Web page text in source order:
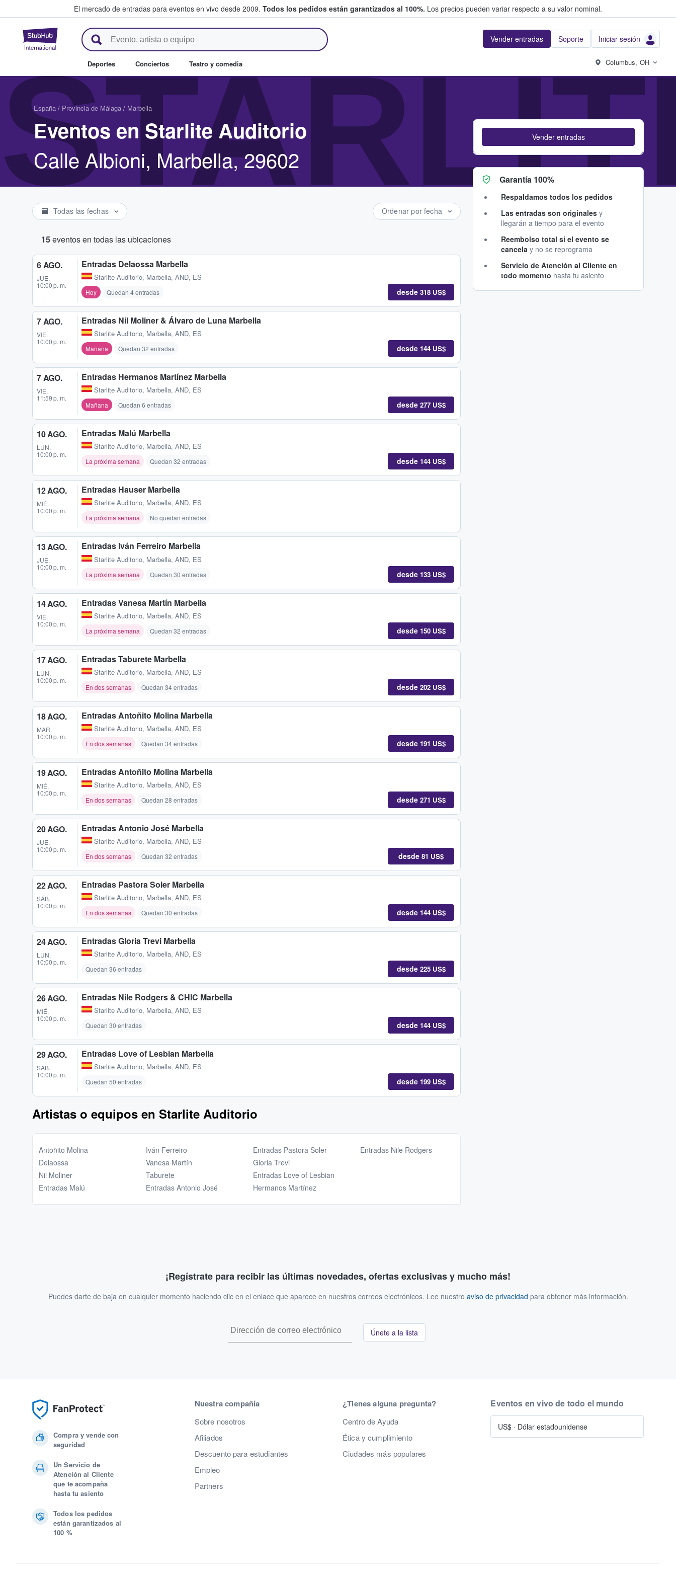
El mercado de entradas para eventos en vivo desde 2009. Todos los pedidos están garantizados al 100%. Los precios pueden variar respecto a su valor nominal.
StubHub: compra y venta de entradas entre fans Vender entradas Soporte Iniciar sesión
Deportes Conciertos Teatro y comedia Columbus, OH
España / Provincia de Málaga / Marbella
Eventos en Starlite Auditorio
Calle Albioni, Marbella, 29602
Todas las fechas Ordenar por fecha
15eventos en todas las ubicaciones
6 AGO.
JUE.
10:00 p. m.
Entradas Delaossa Marbella
Starlite Auditorio, Marbella, AND, ES
Hoy Quedan 4 entradas desde 318 US$
7 AGO.
VIE.
10:00 p. m.
Entradas Nil Moliner & Álvaro de Luna Marbella
Starlite Auditorio, Marbella, AND, ES
Mañana Quedan 32 entradas desde 144 US$
7 AGO.
VIE.
11:59 p. m.
Entradas Hermanos Martínez Marbella
Starlite Auditorio, Marbella, AND, ES
Mañana Quedan 6 entradas desde 277 US$
10 AGO.
LUN.
10:00 p. m.
Entradas Malú Marbella
Starlite Auditorio, Marbella, AND, ES
La próxima semana Quedan 32 entradas desde 144 US$
12 AGO.
MIÉ.
10:00 p. m.
Entradas Hauser Marbella
Starlite Auditorio, Marbella, AND, ES
La próxima semana No quedan entradas
13 AGO.
JUE.
10:00 p. m.
Entradas Iván Ferreiro Marbella
Starlite Auditorio, Marbella, AND, ES
La próxima semana Quedan 30 entradas desde 133 US$
14 AGO.
VIE.
10:00 p. m.
Entradas Vanesa Martín Marbella
Starlite Auditorio, Marbella, AND, ES
La próxima semana Quedan 32 entradas desde 150 US$
17 AGO.
LUN.
10:00 p. m.
Entradas Taburete Marbella
Starlite Auditorio, Marbella, AND, ES
En dos semanas Quedan 34 entradas desde 202 US$
18 AGO.
MAR.
10:00 p. m.
Entradas Antoñito Molina Marbella
Starlite Auditorio, Marbella, AND, ES
En dos semanas Quedan 34 entradas desde 191 US$
19 AGO.
MIÉ.
10:00 p. m.
Entradas Antoñito Molina Marbella
Starlite Auditorio, Marbella, AND, ES
En dos semanas Quedan 28 entradas desde 271 US$
20 AGO.
JUE.
10:00 p. m.
Entradas Antonio José Marbella
Starlite Auditorio, Marbella, AND, ES
En dos semanas Quedan 32 entradas desde 81 US$
22 AGO.
SÁB.
10:00 p. m.
Entradas Pastora Soler Marbella
Starlite Auditorio, Marbella, AND, ES
En dos semanas Quedan 30 entradas desde 144 US$
24 AGO.
LUN.
10:00 p. m.
Entradas Gloria Trevi Marbella
Starlite Auditorio, Marbella, AND, ES
Quedan 36 entradas desde 225 US$
26 AGO.
MIÉ.
10:00 p. m.
Entradas Nile Rodgers & CHIC Marbella
Starlite Auditorio, Marbella, AND, ES
Quedan 30 entradas desde 144 US$
29 AGO.
SÁB.
10:00 p. m.
Entradas Love of Lesbian Marbella
Starlite Auditorio, Marbella, AND, ES
Quedan 50 entradas desde 199 US$
Artistas o equipos en Starlite Auditorio
Antoñito Molina
Delaossa
Nil Moliner
Entradas Malú
Iván Ferreiro
Vanesa Martín
Taburete
Entradas Antonio José
Entradas Pastora Soler
Gloria Trevi
Entradas Love of Lesbian
Hermanos Martínez
Entradas Nile Rodgers
Vender entradas
Garantía 100%
Respaldamos todos los pedidos
Las entradas son originales y
llegarán a tiempo para el evento
Reembolso total si el evento se
cancela y no se reprograma
Servicio de Atención al Cliente en
todo momento hasta tu asiento
¡Regístrate para recibir las últimas novedades, ofertas exclusivas y mucho más!
Puedes darte de baja en cualquier momento haciendo clic en el enlace que aparece en nuestros correos electrónicos. Lee nuestro aviso de privacidad para obtener más información.
Únete a la lista
Compra y vende con
seguridad
Un Servicio de
Atención al Cliente
que te acompaña
hasta tu asiento
Todos los pedidos
están garantizados al
100 %
Nuestra compañía
Sobre nosotros
Afiliados
Descuento para estudiantes
Empleo
Partners
¿Tienes alguna pregunta?
Centro de Ayuda
Ética y cumplimiento
Ciudades más populares
Eventos en vivo de todo el mundo
US$ · Dólar estadounidense